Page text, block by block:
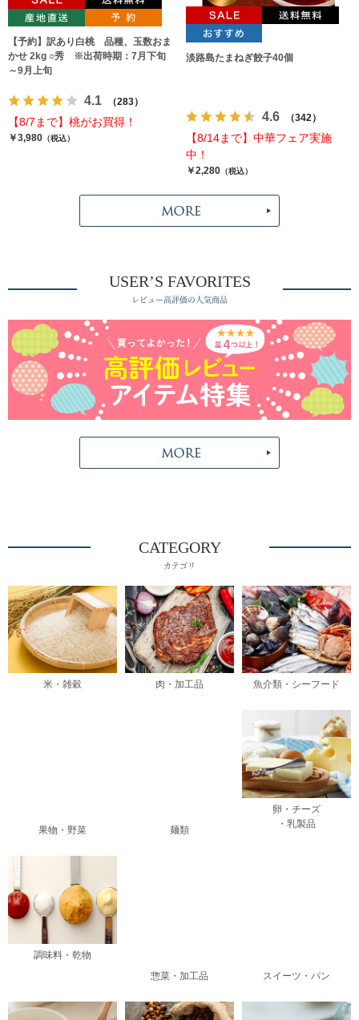
【予約】訳あり白桃 品種、玉数おま
かせ 2kg ○秀 ※出荷時期：7月下旬
～9月上旬
4.1 （283）
【8/7まで】桃がお買得！
￥3,980 （税込）
淡路島たまねぎ餃子40個
4.6 （342）
【8/14まで】中華フェア実施
中！
￥2,280（税込）
USER’S FAVORITES
レビュー高評価の人気商品
CATEGORY
カテゴリ
米・雑穀 肉・加工品 魚介類・シーフード
果物・野菜 麺類
卵・チーズ
・乳製品
調味料・乾物
惣菜・加工品
スイーツ・パン